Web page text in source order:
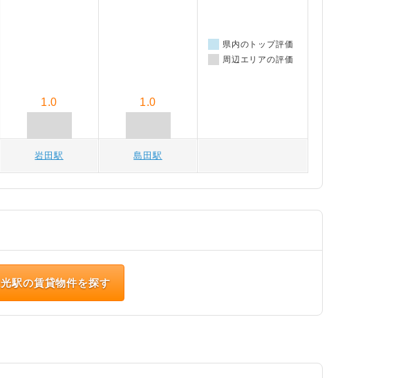
岩田駅 島田駅
1.0 1.0
県内のトップ評価
周辺エリアの評価
光駅の賃貸物件を探す